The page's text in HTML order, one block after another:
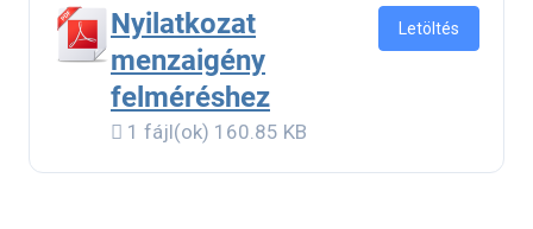
Nyilatkozat
menzaigény
felméréshez
1 fájl(ok) 160.85 KB
Letöltés